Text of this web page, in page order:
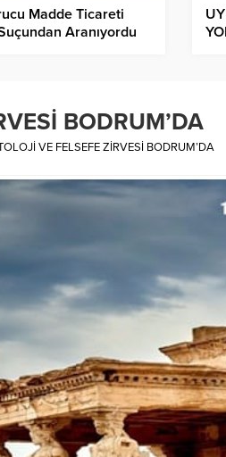
Madde Ticareti
Aranıyordu
BODRUM’DA
VE FELSEFE ZİRVESİ BODRUM’DA